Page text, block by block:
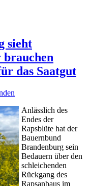
sieht
das Saatgut
Anlässlich des
Endes der
Rapsblüte hat der
Bauernbund
Brandenburg sein
Bedauern über den
schleichenden
Rückgang des
Rapsanbaus im